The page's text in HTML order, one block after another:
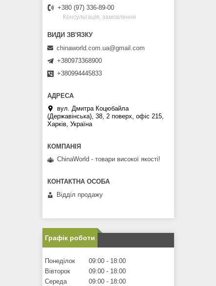
+380 (97) 336-89-00
Консультація, замовлення
chinaworld.com.ua@gmail.com
+380973368900
+380994445833
вул. Дмитра Коцюбайла
(Державінська), 38, 2 поверх, офіс 215,
Харків, Україна
ChinaWorld - товари високої якості!
Відділ продажу
Графік роботи
Понеділок 09:00
18:00
Вівторок
09:00
18:00
Середа
09:00
18:00